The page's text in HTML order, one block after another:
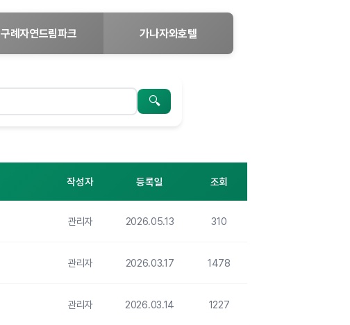
구례자연드림파크 가나자와호텔
작성자 등록일 조회
관리자 2026.05.13 310
관리자 2026.03.17 1478
관리자 2026.03.14 1227